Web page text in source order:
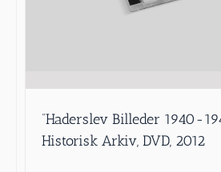
”Haderslev Billeder 1940-
Historisk Arkiv, DVD, 2012